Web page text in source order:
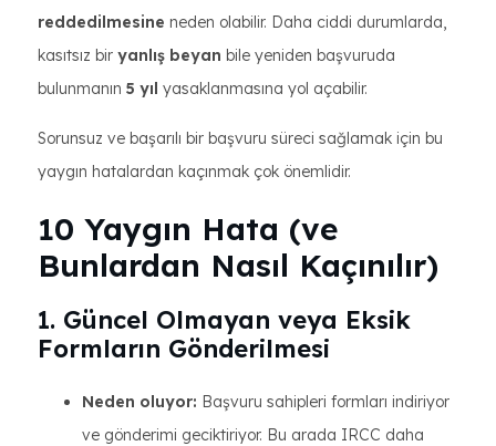
reddedilmesine neden olabilir. Daha ciddi durumlarda,
kasıtsız bir yanlış beyan bile yeniden başvuruda
bulunmanın 5 yıl yasaklanmasına yol açabilir.
Sorunsuz ve başarılı bir başvuru süreci sağlamak için bu
yaygın hatalardan kaçınmak çok önemlidir.
10 Yaygın Hata (ve
Bunlardan Nasıl Kaçınılır)
1. Güncel Olmayan veya Eksik
Formların Gönderilmesi
Neden oluyor: Başvuru sahipleri formları indiriyor
ve gönderimi geciktiriyor. Bu arada IRCC daha